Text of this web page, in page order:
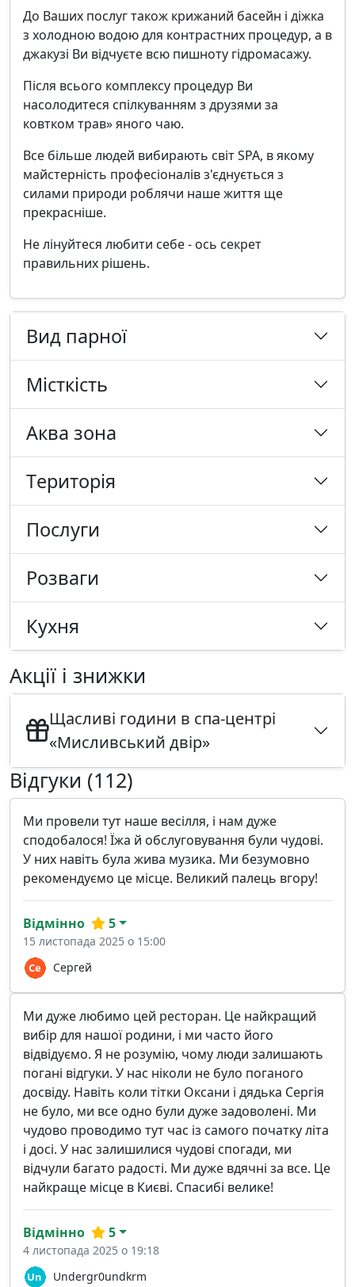
До Ваших послуг також крижаний басейн і діжка
з холодною водою для контрастних процедур, а в
джакузі Ви відчуєте всю пишноту гідромасажу.
Після всього комплексу процедур Ви
насолодитеся спілкуванням з друзями за
ковтком трав» яного чаю.
Все більше людей вибирають світ SPA, в якому
майстерність професіоналів з'єднується з
силами природи роблячи наше життя ще
прекрасніше.
Не лінуйтеся любити себе - ось секрет
правильних рішень.
Вид парної
Місткість
Аква зона
Tериторія
Послуги
Розваги
Кухня
Акції і знижки
Щасливі години в спа-центрі
«Мисливський двір»
Відгуки (112)
Ми провели тут наше весілля, і нам дуже
сподобалося! Їжа й обслуговування були чудові.
У них навіть була жива музика. Ми безумовно
рекомендуємо це місце. Великий палець вгору!
Сергей
Відмінно 5
15 листопада 2025 о 15:00
Ми дуже любимо цей ресторан. Це найкращий
вибір для нашої родини, і ми часто його
відвідуємо. Я не розумію, чому люди залишають
погані відгуки. У нас ніколи не було поганого
досвіду. Навіть коли тітки Оксани і дядька Сергія
не було, ми все одно були дуже задоволені. Ми
чудово проводимо тут час із самого початку літа
і досі. У нас залишилися чудові спогади, ми
відчули багато радості. Ми дуже вдячні за все. Це
найкраще місце в Києві. Спасибі велике!
Undergr0undkrm
Відмінно 5
4 листопада 2025 о 19:18